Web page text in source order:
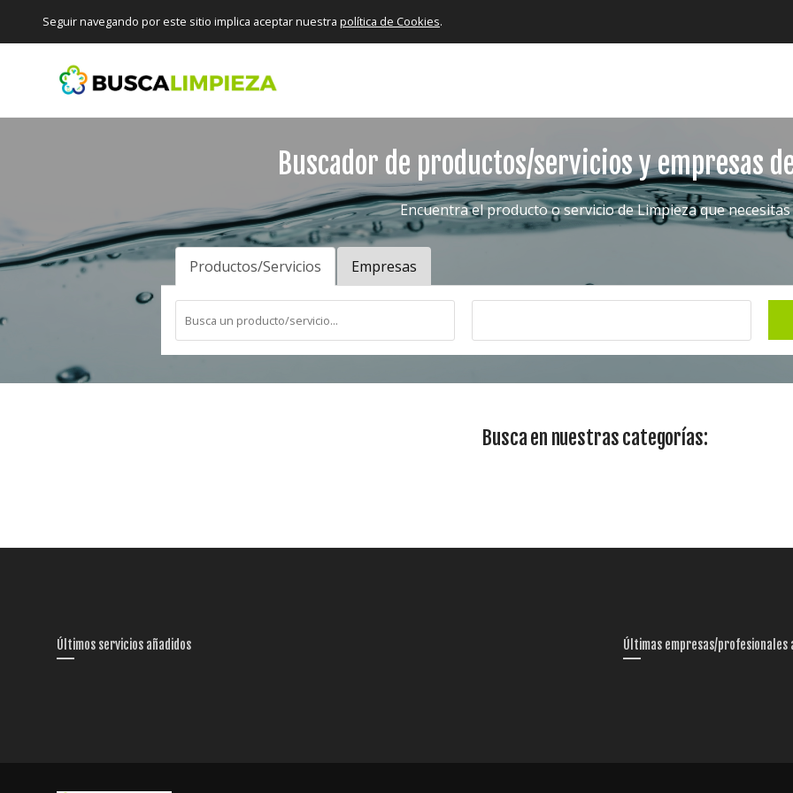
Seguir navegando por este sitio implica aceptar nuestra política de Cookies.
Buscador de productos/servicios y empresas
Encuentra el producto o servicio de Limpieza que necesitas
Productos/Servicios Empresas
Busca en nuestras categorías:
Últimos servicios añadidos Últimas empresas/profesionales